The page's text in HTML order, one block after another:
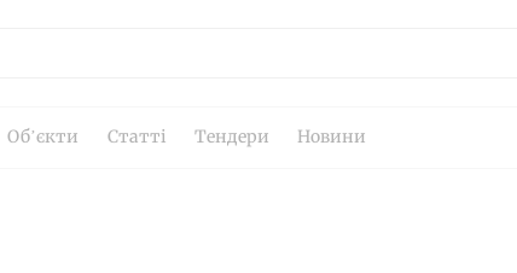
Об’єкти Статті Тендери Новини